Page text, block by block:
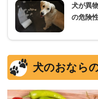
犬が異
の危険
犬のおなら